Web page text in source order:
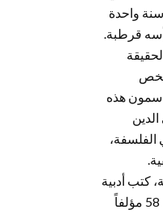
واحدة
هذه
الفلسفة،
كتب أدبية
ولغوية، لكنه اختص بشرح كل التراث الأرسطي. وقد أحصى جمال الدين العلوي 108 مؤلفاً لابن رشد، وصلنا منها 58 مؤلفاً